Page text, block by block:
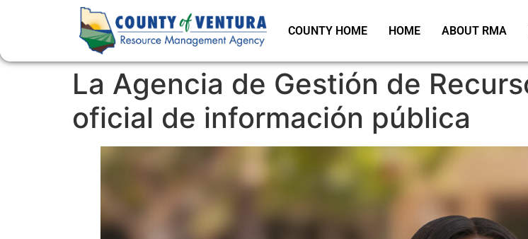
COUNTY HOME HOME ABOUT RMA
La Agencia de Gestión de
oficial de información pública